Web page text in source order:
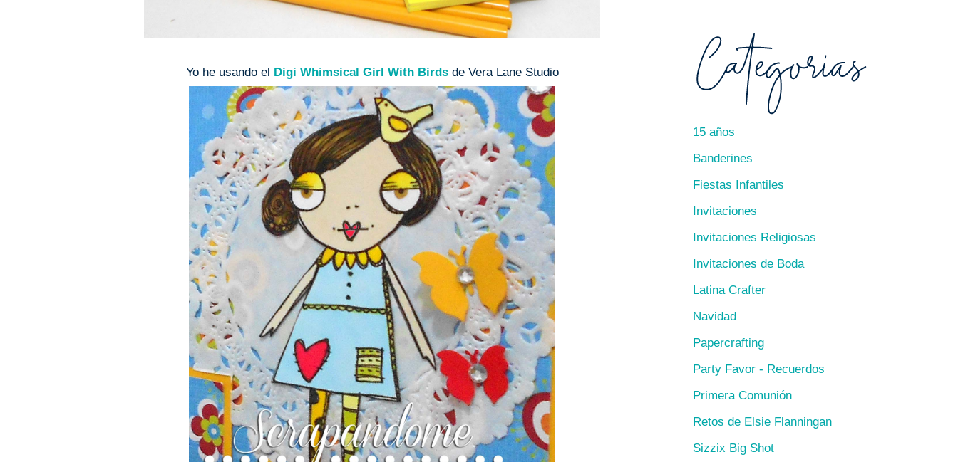
Yo he usando el Digi Whimsical Girl With Birds de Vera Lane Studio
15 años
Banderines
Fiestas Infantiles
Invitaciones
Invitaciones Religiosas
Invitaciones de Boda
Latina Crafter
Navidad
Papercrafting
Party Favor - Recuerdos
Primera Comunión
Retos de Elsie Flanningan
Sizzix Big Shot